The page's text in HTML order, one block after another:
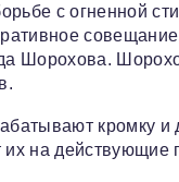
с огненной
Шорохова.
кромку и
их на